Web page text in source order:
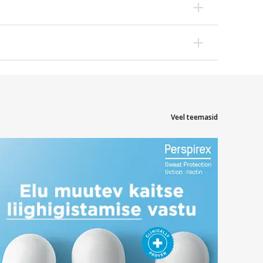
beebi jaoks.
Veel teemasid